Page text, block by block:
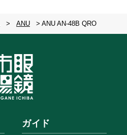
> ANU > ANU AN-48B QRO
ガイド